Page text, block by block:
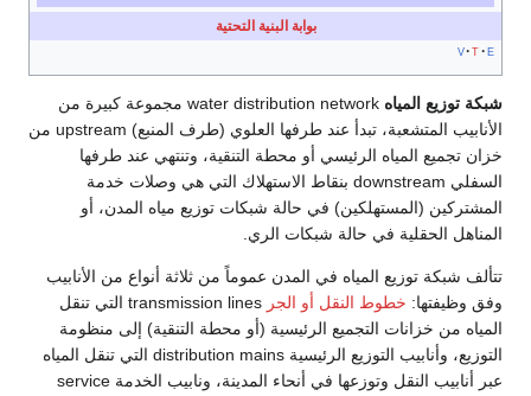
بوابة البنية التحتية
v t e
شبكة توزيع المياه
water distribution network مجموعة كبيرة من
الأنابيب المتشعبة، تبدأ عند طرفها العلوي (طرف المنبع) upstream من
خزان تجميع المياه الرئيسي أو محطة التنقية، وتنتهي عند طرفها
السفلي downstream بنقاط الاستهلاك التي هي وصلات خدمة
المشتركين (المستهلكين) في حالة شبكات توزيع مياه المدن، أو
المناهل الحقلية في حالة شبكات الري.
تتألف شبكة توزيع المياه في المدن عموماً من ثلاثة أنواع من الأنابيب
وفق وظيفتها: خطوط النقل أو الجر
transmission lines التي تنقل
المياه من خزانات التجميع الرئيسية (أو محطة التنقية) إلى منظومة
التوزيع، وأنابيب التوزيع الرئيسية distribution mains التي تنقل المياه
عبر أنابيب النقل وتوزعها في أنحاء المدينة، ونابيب الخدمة service